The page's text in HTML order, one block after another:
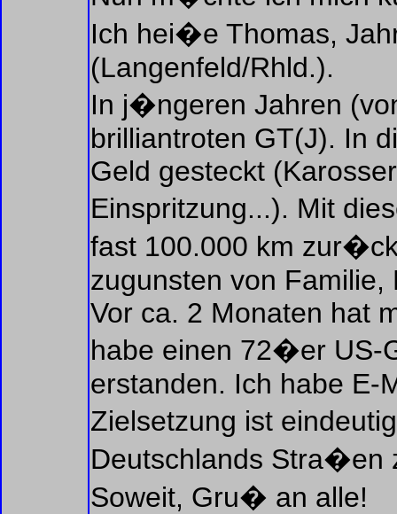
Ich hei�e Thomas,
(Langenfeld/Rhld.).
In j�ngeren Jahren
brilliantroten GT(J). In
Geld gesteckt
Einspritzung...). Mit
fast 100.000 km
zugunsten von Familie,
Vor ca. 2 Monaten hat
habe einen 72�er US-
erstanden. Ich habe E-
Zielsetzung ist
Deutschlands Stra�en
Soweit, Gru� an alle!